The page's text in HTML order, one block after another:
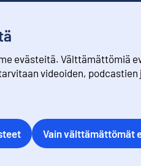
evästeitä. Välttämättömiä
videoiden,
Vain välttämättömät